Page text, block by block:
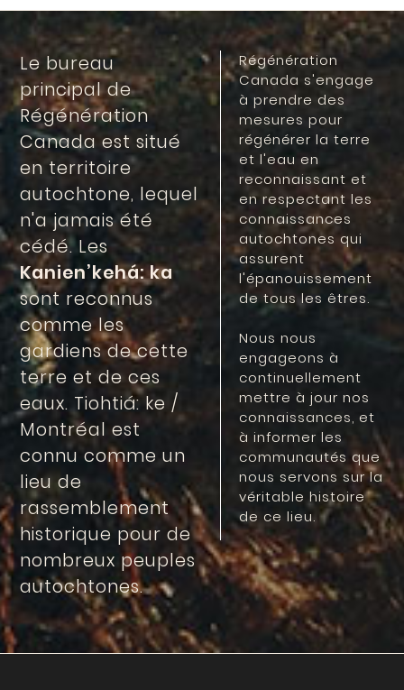
Le bureau
principal de
Régénération
Canada est situé
en territoire
autochtone, lequel
n'a jamais été
cédé. Les
Kanien’kehá: ka
sont reconnus
comme les
gardiens de cette
terre et de ces
eaux. Tiohtiá: ke /
Montréal est
connu comme un
lieu de
rassemblement
historique pour de
nombreux peuples
autochtones.
Régénération
Canada s'engage
à prendre des
mesures pour
régénérer la terre
et l'eau en
reconnaissant et
en respectant les
connaissances
autochtones qui
assurent
l'épanouissement
de tous les êtres.
Nous nous
engageons à
continuellement
mettre à jour nos
connaissances, et
à informer les
communautés que
nous servons sur la
véritable histoire
de ce lieu.